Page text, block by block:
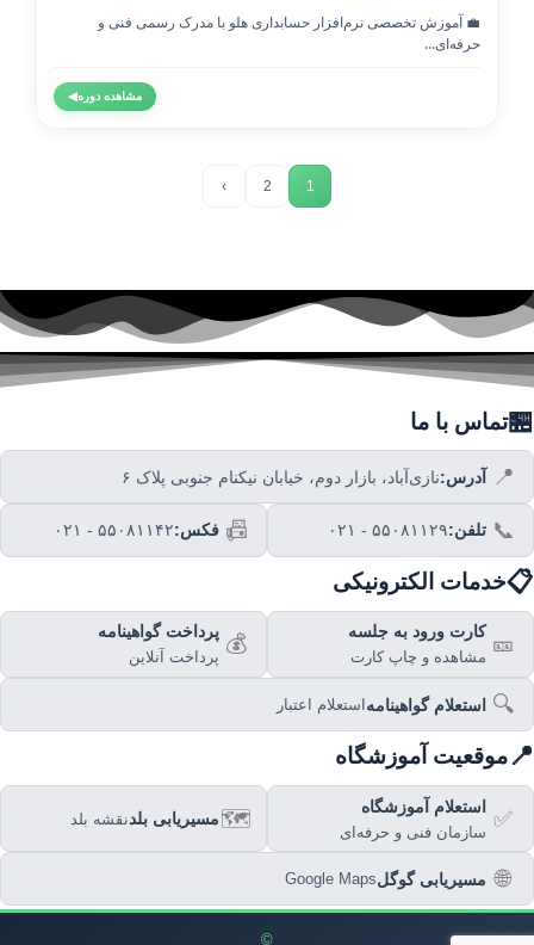
💼 آموزش تخصصی نرم‌افزار حسابداری هلو با مدرک رسمی فنی و
حرفه‌ای...
مشاهده دوره◀
1
2
›
🏪تماس با ما
📍 آدرس:نازی‌آباد، بازار دوم، خیابان نیکنام جنوبی پلاک ۶
📞 تلفن:۰۲۱ - ۵۵۰۸۱۱۲۹ 📠 فکس:۰۲۱ - ۵۵۰۸۱۱۴۲
📋خدمات الکترونیکی
🎫 کارت ورود به جلسه
مشاهده و چاپ کارت
💰 پرداخت گواهینامه
پرداخت آنلاین
🔍 استعلام گواهینامه استعلام اعتبار
📍موقعیت آموزشگاه
✅ استعلام آموزشگاه
سازمان فنی و حرفه‌ای
🗺️مسیریابی بلدنقشه بلد
🌐 مسیریابی گوگلGoogle Maps
©